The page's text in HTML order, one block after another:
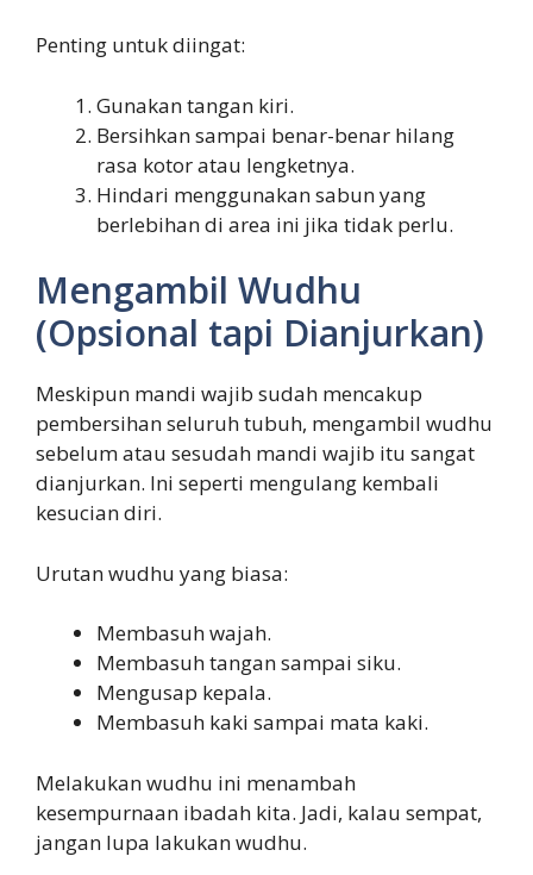
Penting untuk diingat:
Gunakan tangan kiri.
Bersihkan sampai benar-benar hilang
rasa kotor atau lengketnya.
Hindari menggunakan sabun yang
berlebihan di area ini jika tidak perlu.
Mengambil Wudhu
(Opsional tapi Dianjurkan)
Meskipun mandi wajib sudah mencakup
pembersihan seluruh tubuh, mengambil wudhu
sebelum atau sesudah mandi wajib itu sangat
dianjurkan. Ini seperti mengulang kembali
kesucian diri.
Urutan wudhu yang biasa:
Membasuh wajah.
Membasuh tangan sampai siku.
Mengusap kepala.
Membasuh kaki sampai mata kaki.
Melakukan wudhu ini menambah
kesempurnaan ibadah kita. Jadi, kalau sempat,
jangan lupa lakukan wudhu.